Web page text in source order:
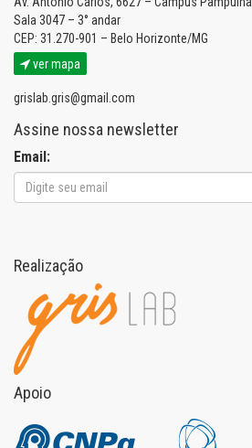
Sala 3047 – 3° andar
CEP: 31.270-901 – Belo Horizonte/MG
ver mapa
grislab.gris@gmail.com
Assine nossa newsletter
Email:
Realização
Apoio